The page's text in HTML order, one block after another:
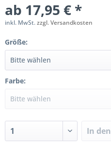
ab 17,95 € *
inkl. MwSt.zzgl. Versandkosten
Größe:
Farbe:
In den